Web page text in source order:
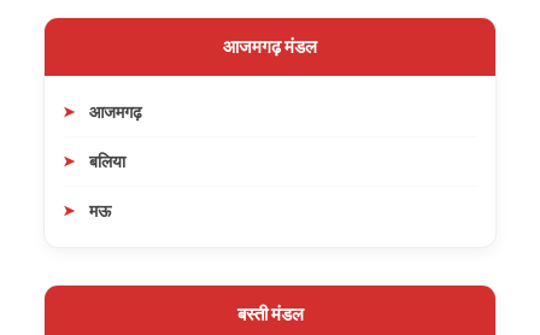
आजमगढ़ मंडल
आजमगढ़
बलिया
मऊ
बस्ती मंडल